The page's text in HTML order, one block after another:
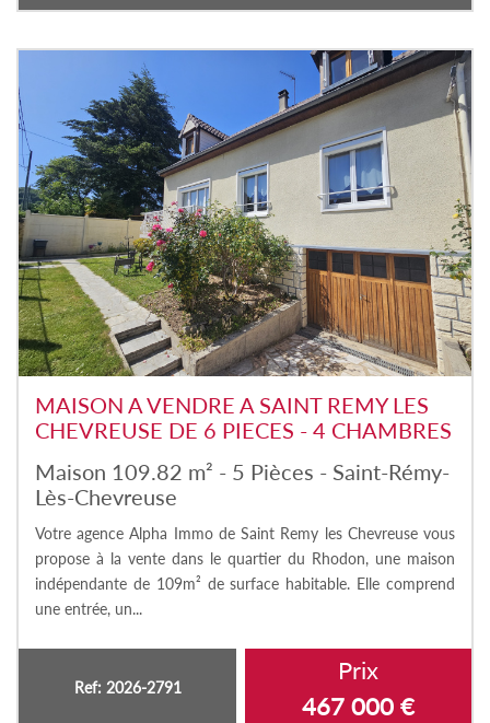
MAISON A VENDRE A SAINT REMY LES
CHEVREUSE DE 6 PIECES - 4 CHAMBRES
Maison 109.82 m² - 5 Pièces - Saint-Rémy-
Lès-Chevreuse
Votre agence Alpha Immo de Saint Remy les Chevreuse vous
propose à la vente dans le quartier du Rhodon, une maison
indépendante de 109m² de surface habitable. Elle comprend
une entrée, un...
Ref: 2026-2791
Prix
467 000 €